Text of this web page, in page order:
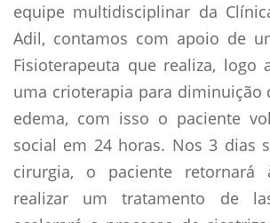
equipe multidisciplinar da
Adil, contamos com apoio de
Fisioterapeuta que realiza, logo
uma crioterapia para diminuição
edema, com isso o paciente
social em 24 horas. Nos 3 dias
cirurgia, o paciente retornará
realizar um tratamento de